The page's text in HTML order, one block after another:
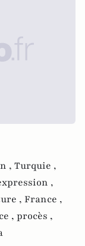
, Turquie ,
,
, France ,
, procès ,